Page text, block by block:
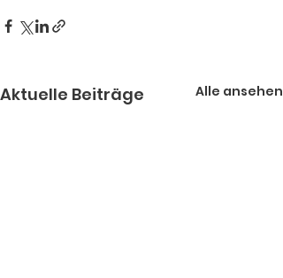
Aktuelle Beiträge Alle ansehen